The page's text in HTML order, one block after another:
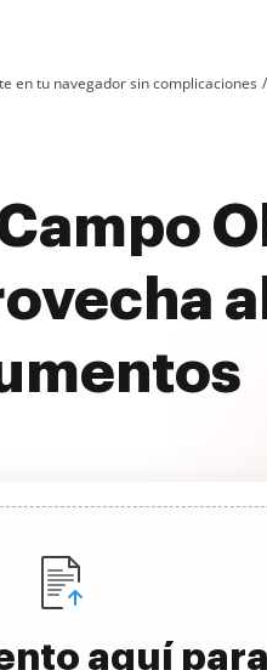
en tu navegador sin complicaciones
aquí